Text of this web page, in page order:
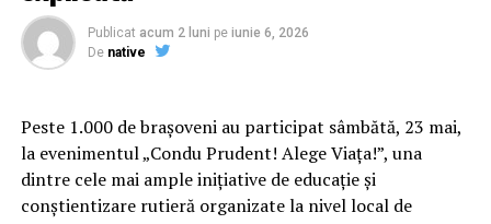
procesele verbale de predare-primire a parchetului. Mai
mult decât atât S.C. Havin Forest S.R.L., care a fost
autorizată să exploateze în perioada mai – iunie 2015,
contravenţional pentru tăiere ilegală de arbori, cu
ocazia unui control efectuat de mine personal. Din ce
îmi aduc aminte a fost vorba de circa 13 cioate
identificate ca provenind din tăierea ilegală.
Publicat acum 2 luni pe iunie 6, 2026
De native
Peste 1.000 de brașoveni au participat sâmbătă, 23 mai,
la evenimentul „Condu Prudent! Alege Viața!”, una
dintre cele mai ample inițiative de educație și
conștientizare rutieră organizate la nivel local de